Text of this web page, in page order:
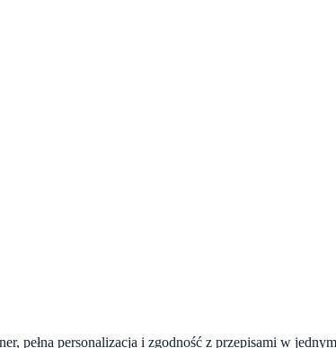
pełna personalizacja i zgodność z przepisami w